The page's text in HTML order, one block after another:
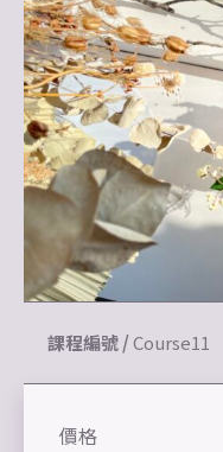
課程編號 /Course11
價格